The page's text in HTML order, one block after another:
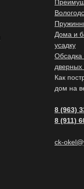
Дома и
усадку
Обсадка
Как
дом на
8 (963)
8 (911)
ck-